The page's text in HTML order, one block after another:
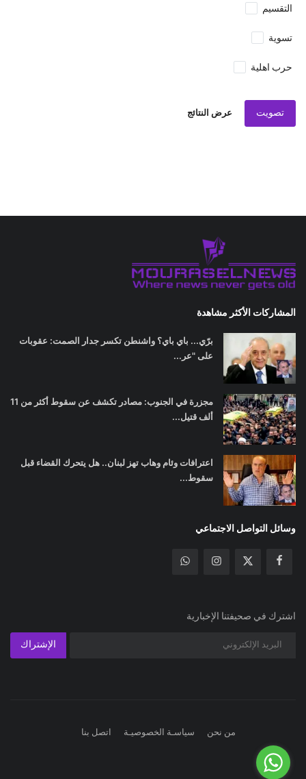
التقسيم
تسوية
حرب اهلية
تصويت عرض النتائج
المشاركات الأكثر مشاهدة
برّي... باي باي؟ واشنطن تكسر جدار الصمت: عقوبات
على "عر...
مجزرة في الجنوب: مصادر تكشف عن سقوط أكثر من 11
ألف قتيل...
اعترافات وئام وهاب تهز لبنان.. هل يتحرك القضاء قبل
سقوط...
وسائل التواصل الاجتماعي
اشترك في صحيفتنا الإخبارية
الإشتراك
من نحن سياسـة الخصوصيـة اتصل بنا